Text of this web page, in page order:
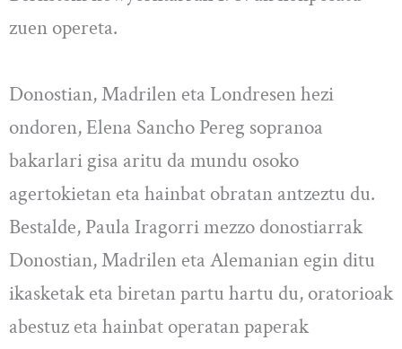
zuen opereta.
Donostian, Madrilen eta Londresen hezi
ondoren, Elena Sancho Pereg sopranoa
bakarlari gisa aritu da mundu osoko
agertokietan eta hainbat obratan antzeztu du.
Bestalde, Paula Iragorri mezzo donostiarrak
Donostian, Madrilen eta Alemanian egin ditu
ikasketak eta biretan partu hartu du, oratorioak
abestuz eta hainbat operatan paperak